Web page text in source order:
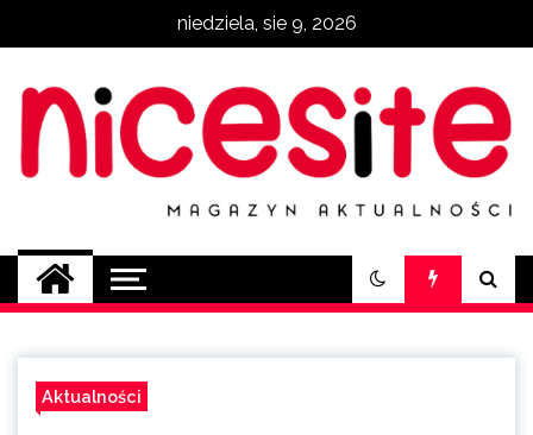
niedziela, sie 9, 2026
NiceSite.com.pl
magazyn aktualności
Aktualności